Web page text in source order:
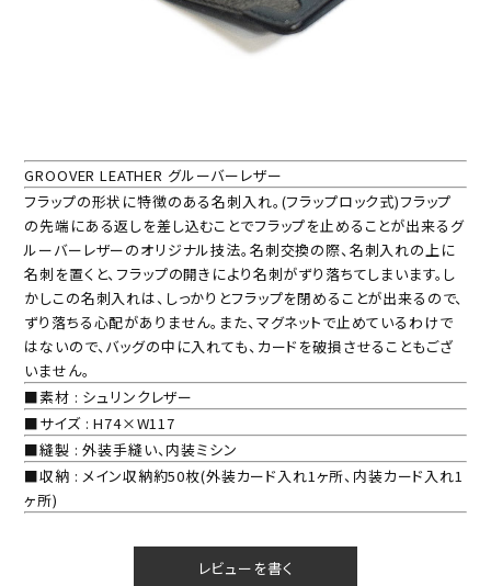
GROOVER LEATHER グルーバーレザー
フラップの形状に特徴のある名刺入れ。(フラップロック式)フラップ
の先端にある返しを差し込むことでフラップを止めることが出来るグ
ルーバーレザーのオリジナル技法。名刺交換の際、名刺入れの上に
名刺を置くと、フラップの開きにより名刺がずり落ちてしまいます。し
かしこの名刺入れは、しっかりとフラップを閉めることが出来るので、
ずり落ちる心配がありません。また、マグネットで止めているわけで
はないので、バッグの中に入れても、カードを破損させることもござ
いません。
■素材 : シュリンクレザー
■サイズ : H74×W117
■縫製 : 外装手縫い、内装ミシン
■収納 : メイン収納約50枚(外装カード入れ1ヶ所、内装カード入れ1
ヶ所)
レビューを書く